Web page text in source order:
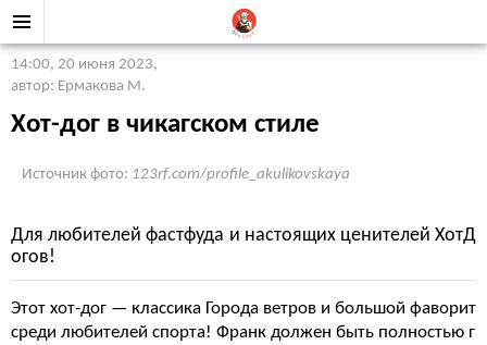
14:00, 20 июня 2023,
автор: Ермакова М.
Хот-дог в чикагском стиле
Источник фото: 123rf.com/profile_akulikovskaya
Для любителей фастфуда и настоящих ценителей ХотД
огов!
Этот хот-дог — классика Города ветров и большой фаворит
среди любителей спорта! Франк должен быть полностью г